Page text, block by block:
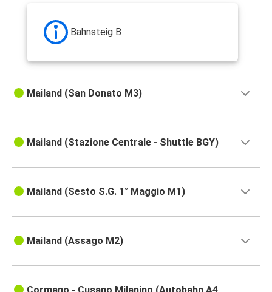
Bahnsteig B
Mailand (San Donato M3)
Mailand (Stazione Centrale - Shuttle BGY)
Mailand (Sesto S.G. 1° Maggio M1)
Mailand (Assago M2)